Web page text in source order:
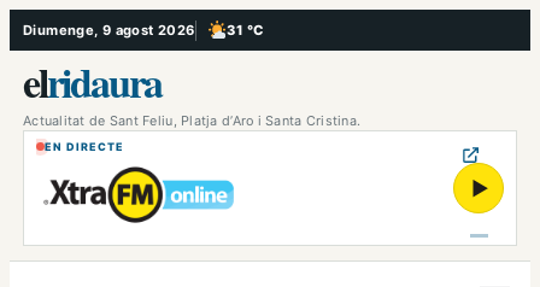
Vés
al
contingut
Diumenge, 9 agost 2026 31 °C
, Poc ennuvolat
elridaura
Actualitat de Sant Feliu, Platja d’Aro i Santa Cristina.
EN DIRECTE
▶